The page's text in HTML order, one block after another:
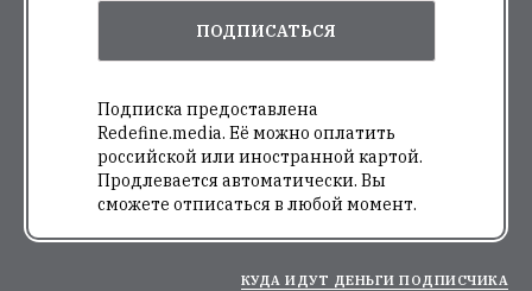
ПОДПИСАТЬСЯ
Подписка предоставлена
Redefine.media. Её можно оплатить
российской или иностранной картой.
Продлевается автоматически. Вы
сможете отписаться в любой момент.
КУДА ИДУТ ДЕНЬГИ ПОДПИСЧИКА